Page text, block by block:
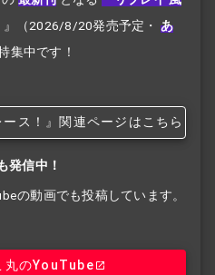
（2026/8/20発売予定・ あ
集中です！
ス！』関連ページはこちら
発信中！
の動画でも投稿しています。
丸のYouTube